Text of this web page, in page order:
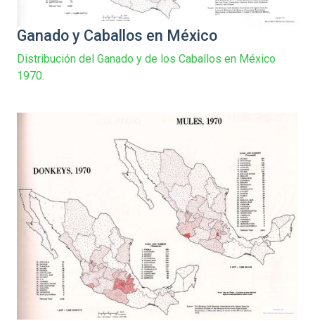
Ganado y Caballos en México
Distribución del Ganado y de los Caballos en México
1970.